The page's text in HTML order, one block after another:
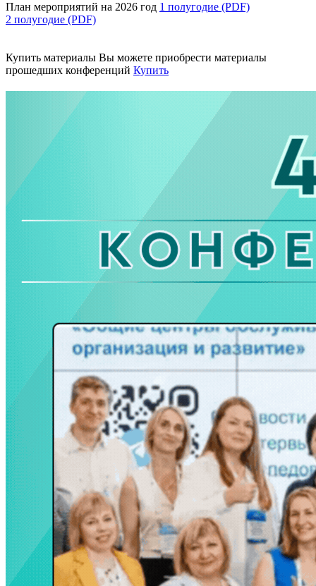
План мероприятий на 2026 год 1 полугодие (PDF)
2 полугодие (PDF)
Купить материалы Вы можете приобрести материалы
прошедших конференций Купить